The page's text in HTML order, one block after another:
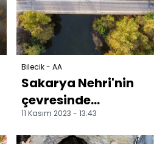
gerçekleştirdi
Bilecik - AA
Sakarya Nehri'nin
çevresinde
sonbahar renkleri
hakim oldu
11 Kasım 2023 - 13:43